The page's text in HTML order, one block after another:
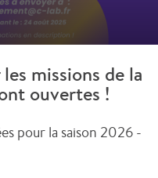
missions de la
ouvertes !
pour la saison 2026 -